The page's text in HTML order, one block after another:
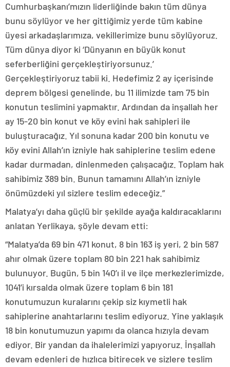
Cumhurbaşkanı’mızın liderliğinde bakın tüm dünya
bunu söylüyor ve her gittiğimiz yerde tüm kabine
üyesi arkadaşlarımıza, vekillerimize bunu söylüyoruz.
Tüm dünya diyor ki ‘Dünyanın en büyük konut
seferberliğini gerçekleştiriyorsunuz.’
Gerçekleştiriyoruz tabii ki. Hedefimiz 2 ay içerisinde
deprem bölgesi genelinde, bu 11 ilimizde tam 75 bin
konutun teslimini yapmaktır. Ardından da inşallah her
ay 15-20 bin konut ve köy evini hak sahipleri ile
buluşturacağız. Yıl sonuna kadar 200 bin konutu ve
köy evini Allah’ın izniyle hak sahiplerine teslim edene
kadar durmadan, dinlenmeden çalışacağız. Toplam hak
sahibimiz 389 bin. Bunun tamamını Allah’ın izniyle
önümüzdeki yıl sizlere teslim edeceğiz.”
Malatya’yı daha güçlü bir şekilde ayağa kaldıracaklarını
anlatan Yerlikaya, şöyle devam etti:
“Malatya’da 69 bin 471 konut, 8 bin 163 iş yeri, 2 bin 587
ahır olmak üzere toplam 80 bin 221 hak sahibimiz
bulunuyor. Bugün, 5 bin 140’ı il ve ilçe merkezlerimizde,
1041’i kırsalda olmak üzere toplam 6 bin 181
konutumuzun kuralarını çekip siz kıymetli hak
sahiplerine anahtarlarını teslim ediyoruz. Yine yaklaşık
18 bin konutumuzun yapımı da olanca hızıyla devam
ediyor. Bir yandan da ihalelerimizi yapıyoruz. İnşallah
devam edenleri de hızlıca bitirecek ve sizlere teslim